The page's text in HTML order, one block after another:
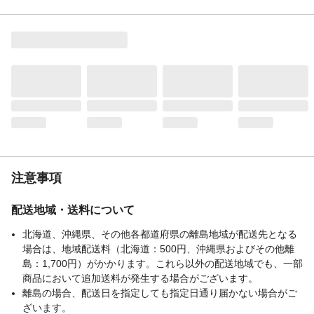
刷すると、紙詰まりや印刷不良になること
注意事項
配送地域・送料について
北海道、沖縄県、その他各都道府県の離島地域が配送先となる
場合は、地域配送料（北海道：500円、沖縄県およびその他離
島：1,700円）がかかります。これら以外の配送地域でも、一部
商品において追加送料が発生する場合がございます。
離島の場合、配送日を指定しても指定日通り届かない場合がご
ざいます。